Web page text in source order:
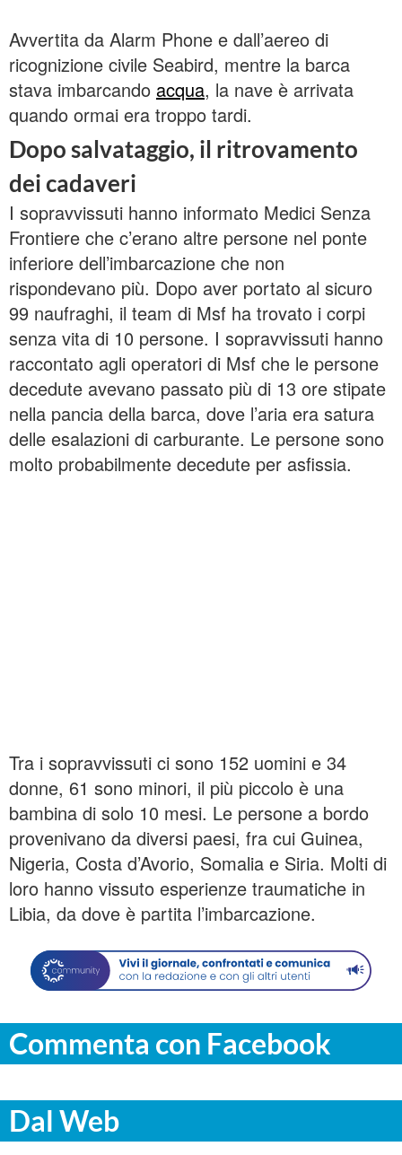
Avvertita da Alarm Phone e dall’aereo di
ricognizione civile Seabird, mentre la barca
stava imbarcando acqua, la nave è arrivata
quando ormai era troppo tardi.
Dopo salvataggio, il ritrovamento
dei cadaveri
I sopravvissuti hanno informato Medici Senza
Frontiere che c’erano altre persone nel ponte
inferiore dell’imbarcazione che non
rispondevano più. Dopo aver portato al sicuro
99 naufraghi, il team di Msf ha trovato i corpi
senza vita di 10 persone. I sopravvissuti hanno
raccontato agli operatori di Msf che le persone
decedute avevano passato più di 13 ore stipate
nella pancia della barca, dove l’aria era satura
delle esalazioni di carburante. Le persone sono
molto probabilmente decedute per asfissia.
Tra i sopravvissuti ci sono 152 uomini e 34
donne, 61 sono minori, il più piccolo è una
bambina di solo 10 mesi. Le persone a bordo
provenivano da diversi paesi, fra cui Guinea,
Nigeria, Costa d’Avorio, Somalia e Siria. Molti di
loro hanno vissuto esperienze traumatiche in
Libia, da dove è partita l’imbarcazione.
Commenta con Facebook
Dal Web